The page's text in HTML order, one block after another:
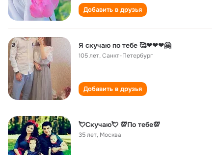
Добавить в друзья
Я скучаю по тебе 🥰❤❤❤🤗
105 лет,Санкт-Петербург
Добавить в друзья
💘Скучаю💘 💯По тебе💯
35 лет, Москва